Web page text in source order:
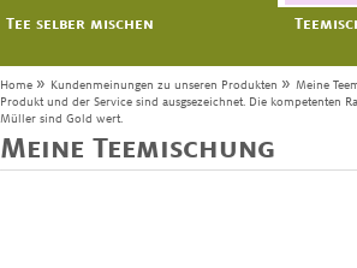
Tee selber mischen
Home » Kundenmeinungen zu unseren Produkten » Meine
Produkt und der Service sind ausgsezeichnet. Die kompetenten
Müller sind Gold wert.
Meine Teemischung